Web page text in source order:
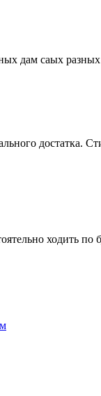
дам саых
достатка.
ходить